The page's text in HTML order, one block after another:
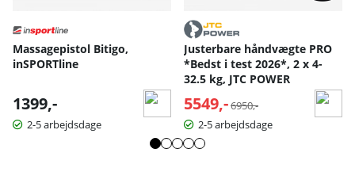
Massagepistol Bitigo,
inSPORTline
1399,-
2-5 arbejdsdage
Justerbare håndvægte PRO
*Bedst i test 2026*, 2 x 4-
32.5 kg, JTC POWER
5549,- Normalpris:
6950,-
2-5 arbejdsdage